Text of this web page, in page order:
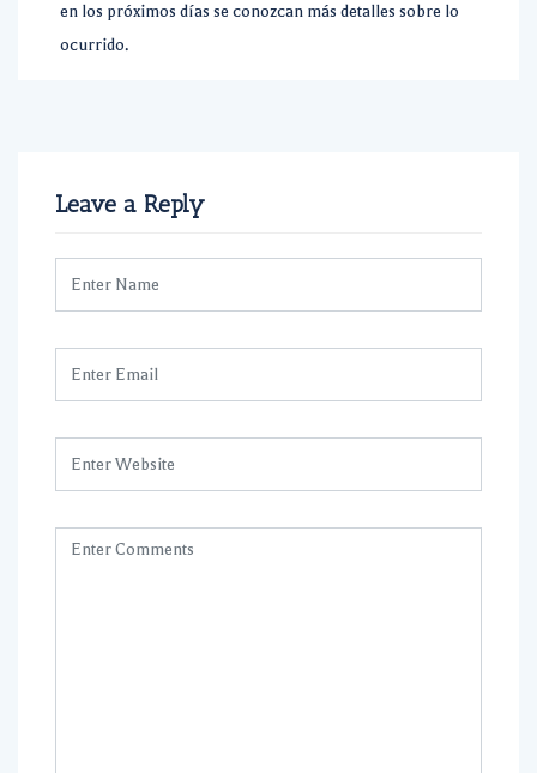
en los próximos días se conozcan más detalles sobre lo
ocurrido.
Leave a Reply